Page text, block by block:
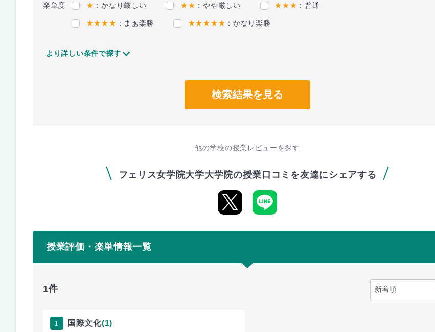
楽単度 ★ ：かなり厳しい ★★ ：やや厳しい ★★★ ：普通
★★★★ ：まぁ楽勝 ★★★★★ ：かなり楽勝
より詳しい条件で探す
検索結果を見る
他の学校の授業レビューを探す
フェリス女学院大学大学院の授業口コミを友達にシェアする
授業評価・楽単情報一覧
1件
1 国際文化(1)